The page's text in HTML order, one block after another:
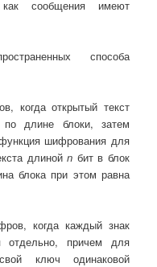
сообщения имеют
способа
когда открытый текст
по длине блоки, затем
шифрования для
длинойn бит в блок
блока при этом равна
когда каждый знак
отдельно, причем для
ключ одинаковой